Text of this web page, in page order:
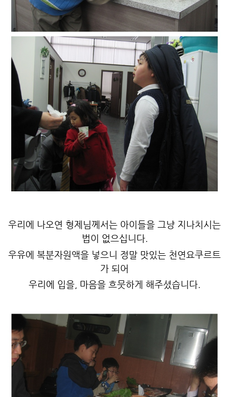
우리에 나오연 형제님께서는 아이들을 그냥 지나치시는
법이 없으십니다.
우유에 복분자원액을 넣으니 정말 맛있는 천연요쿠르트
가 되어
우리에 입을, 마음을 흐뭇하게 해주셨습니다.